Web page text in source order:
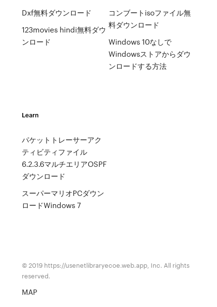
Dxf無料ダウンロード
123movies hindi無料ダウ
ンロード
コンブートisoファイル無
料ダウンロード
Windows 10なしで
Windowsストアからダウ
ンロードする方法
Learn
パケットトレーサーアク
ティビティファイル
6.2.3.6マルチエリアOSPF
ダウンロード
スーパーマリオPCダウン
ロードWindows 7
© 2019 https://usenetlibraryecoe.web.app, Inc. All rights
reserved.
MAP